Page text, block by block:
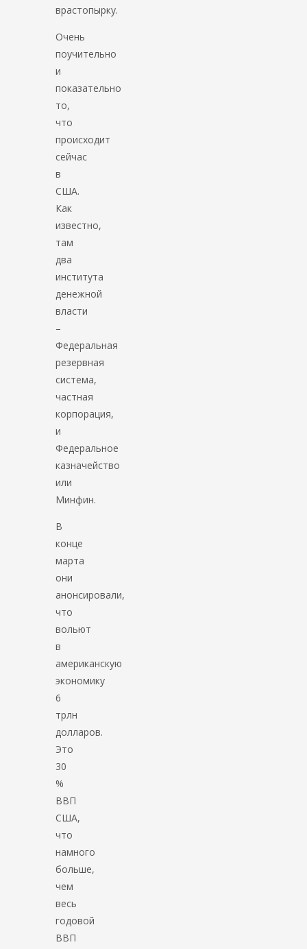
врастопырку.
Очень
поучительно
и
показательно
то,
что
происходит
сейчас
в
США.
Как
известно,
там
два
института
денежной
власти
–
Федеральная
резервная
система,
частная
корпорация,
и
Федеральное
казначейство
или
Минфин.
В
конце
марта
они
анонсировали,
что
вольют
в
американскую
экономику
6
трлн
долларов.
Это
30
%
ВВП
США,
что
намного
больше,
чем
весь
годовой
ВВП